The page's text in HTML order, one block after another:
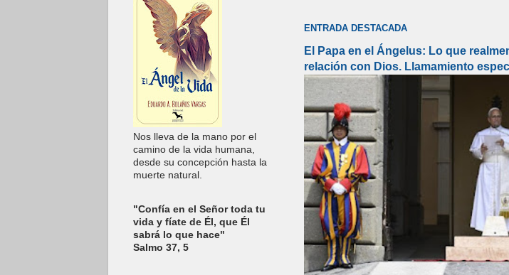
ENTRADA DESTACADA
El Papa en el Ángelus: Lo que
relación con Dios. Llamamiento
Nos lleva de la mano por el
camino de la vida humana,
desde su concepción hasta la
muerte natural.
"Confía en el Señor toda tu
vida y fíate de Él, que Él
sabrá lo que hace"
Salmo 37, 5